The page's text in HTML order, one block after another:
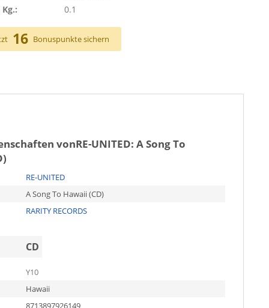
0.1
16 Bonuspunkte sichern
vonRE-UNITED: A Song To
RE-UNITED
A Song To Hawaii (CD)
RARITY RECORDS
CD
Y10
Hawaii
8713897926149